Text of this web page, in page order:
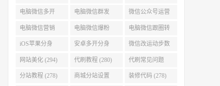
电脑微信多开
(479)
电脑微信群发
(477)
微信公众号运营
(404)
电脑微信营销
(386)
电脑微信爆粉
(384)
电脑微信跟圈转
发 (379)
iOS苹果分身
(371)
安卓多开分身
(333)
微信改运动步数
(313)
网站美化 (294) 代刷教程 (280) 代刷常见问题
(280)
分站教程 (278) 商城分站设置 装修代码 (278)